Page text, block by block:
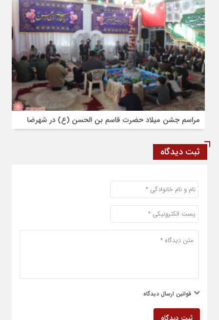
مراسم جشن میلاد حضرت قاسم بن الحسن (ع) در شهرضا
ثبت دیدگاه
قوانین ارسال دیدگاه